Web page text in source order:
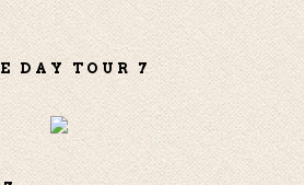
DAY TOUR 7